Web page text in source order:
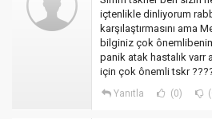
içtenlikle dinliyorum
karşılaştırmasını ama
bilginiz çok
panik atak hastalık
için çok ônemli tskr
Yanıtla (0)